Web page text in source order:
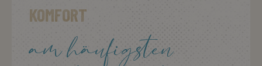
KOMFORT
am häufigsten